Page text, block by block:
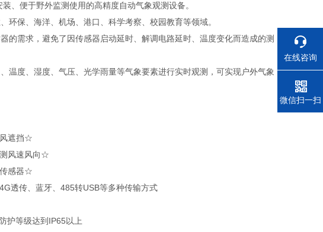
便于野外监测使用的高精度自动气象观测设备。
保、海洋、机场、港口、科学考察、校园教育等领域。
需求，避免了因传感器启动延时、解调电路延时、温度变化而造成的测
度、湿度、气压、光学雨量等气象要素进行实时观测，可实现户外气象
遮挡☆
风速风向☆
感器☆
透传、蓝牙、485转USB等多种传输方式
护等级达到IP65以上
在线咨询
电话
微信扫一扫